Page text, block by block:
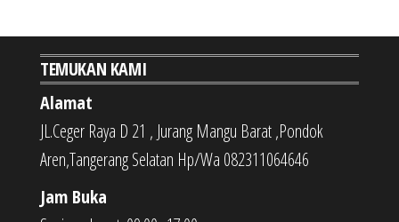
TEMUKAN KAMI
Alamat
JL.Ceger Raya D 21 , Jurang Mangu Barat ,Pondok
Aren,Tangerang Selatan Hp/Wa 082311064646
Jam Buka